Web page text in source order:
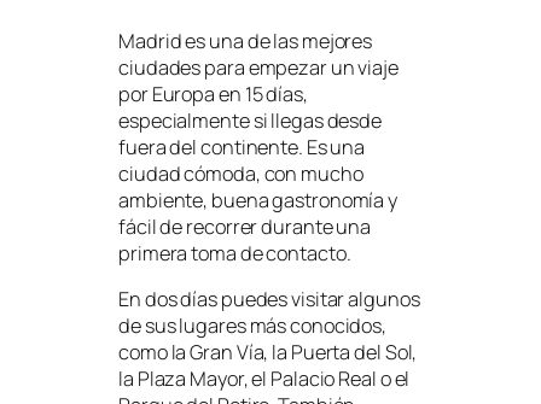
Madrid es una de las mejores
ciudades para empezar un viaje
por Europa en 15 días,
especialmente si llegas desde
fuera del continente. Es una
ciudad cómoda, con mucho
ambiente, buena gastronomía y
fácil de recorrer durante una
primera toma de contacto.
En dos días puedes visitar algunos
de sus lugares más conocidos,
como la Gran Vía, la Puerta del Sol,
la Plaza Mayor, el Palacio Real o el